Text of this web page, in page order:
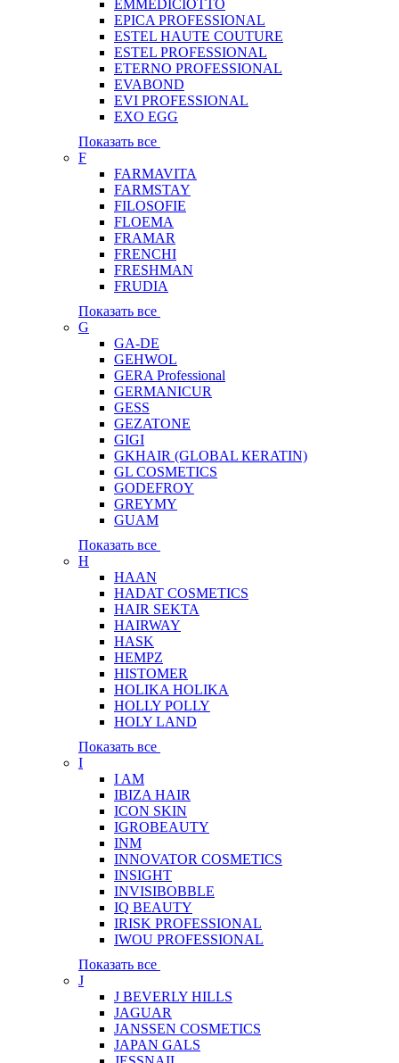
EMMEDICIOTTO
EPICA PROFESSIONAL
ESTEL HAUTE COUTURE
ESTEL PROFESSIONAL
ETERNO PROFESSIONAL
EVABOND
EVI PROFESSIONAL
EXO EGG
Показать все
F
FARMAVITA
FARMSTAY
FILOSOFIE
FLOEMA
FRAMAR
FRENCHI
FRESHMAN
FRUDIA
Показать все
G
GA-DE
GEHWOL
GERA Professional
GERMANICUR
GESS
GEZATONE
GIGI
GKHAIR (GLOBAL КЕRATIN)
GL COSMETICS
GODEFROY
GREYMY
GUAM
Показать все
H
HAAN
HADAT COSMETICS
HAIR SEKTA
HAIRWAY
HASK
HEMPZ
HISTOMER
HOLIKA HOLIKA
HOLLY POLLY
HOLY LAND
Показать все
I
I AM
IBIZA HAIR
ICON SKIN
IGROBEAUTY
INM
INNOVATOR COSMETICS
INSIGHT
INVISIBOBBLE
IQ BEAUTY
IRISK PROFESSIONAL
IWOU PROFESSIONAL
Показать все
J
J BEVERLY HILLS
JAGUAR
JANSSEN COSMETICS
JAPAN GALS